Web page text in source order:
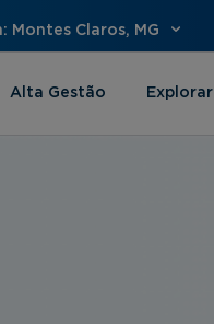
Montes Claros, MG
Alta Gestão Explorar